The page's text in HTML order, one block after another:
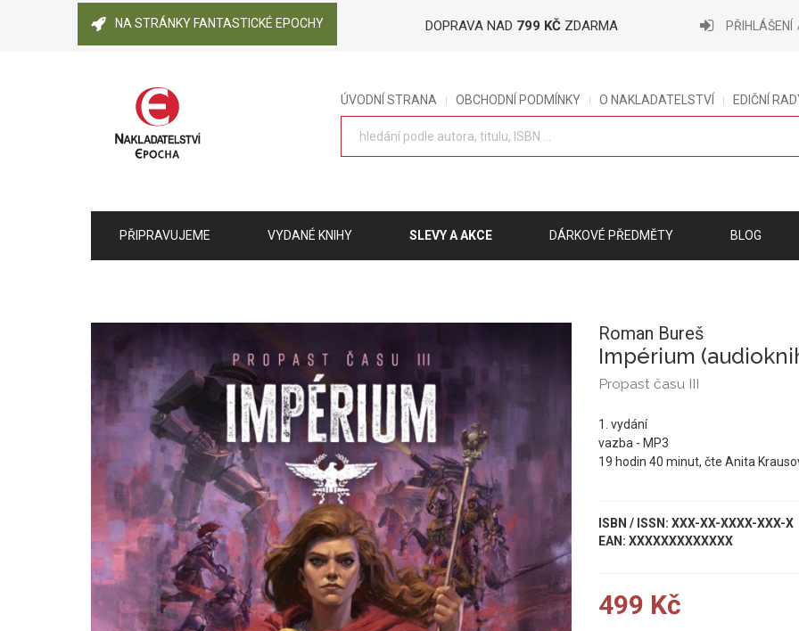
NA STRÁNKY FANTASTICKÉ EPOCHY DOPRAVA NAD 799 KČ ZDARMA PŘIHLÁŠENÍ
ÚVODNÍ STRANA OBCHODNÍ PODMÍNKY O NAKLADATELSTVÍ EDIČNÍ
PŘIPRAVUJEME VYDANÉ KNIHY SLEVY A AKCE DÁRKOVÉ PŘEDMĚTY BLOG
Roman Bureš
Impérium
Propast času III
1. vydání
vazba - MP3
19 hodin 40 minut, čte Anita
ISBN / ISSN: XXX-XX-XXXX-XXX-X
EAN: XXXXXXXXXXXXX
499 Kč